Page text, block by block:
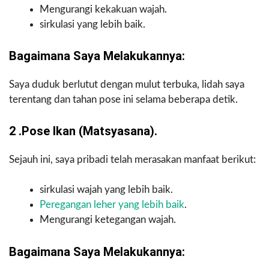
Mengurangi kekakuan wajah.
sirkulasi yang lebih baik.
Bagaimana Saya Melakukannya:
Saya duduk berlutut dengan mulut terbuka, lidah saya
terentang dan tahan pose ini selama beberapa detik.
2 .Pose Ikan (matsyasana).
Sejauh ini, saya pribadi telah merasakan manfaat berikut:
sirkulasi wajah yang lebih baik.
Peregangan leher yang lebih baik.
Mengurangi ketegangan wajah.
Bagaimana Saya Melakukannya: